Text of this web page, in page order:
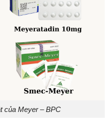
của Meyer – BPC